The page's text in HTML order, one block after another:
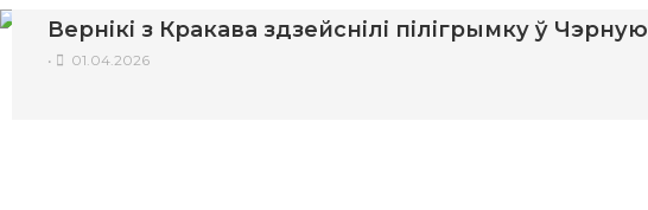
Вернікі з Кракава здзейснілі пілігрымку ў Чэрную
• 01.04.2026